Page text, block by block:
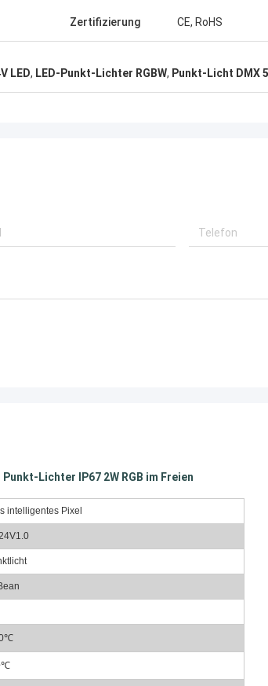
Zertifizierung CE, RoHS
LED, LED-Punkt-Lichter RGBW, Punkt-Licht DMX
Lichter IP67 2W RGB im Freien
intelligentes Pixel